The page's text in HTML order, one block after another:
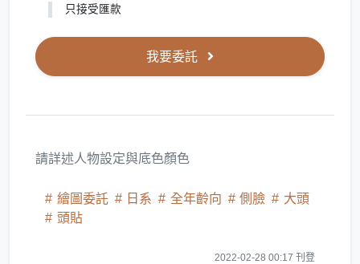
只接受匯款
我要委託
請詳述人物設定與底色顏色
繪圖委託 日系 全年齡向 側臉
大頭
頭貼
2022-02-28 00:17 刊登